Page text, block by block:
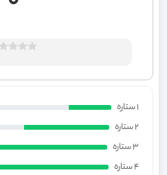
1 ستاره
2 ستاره
3 ستاره
4 ستاره